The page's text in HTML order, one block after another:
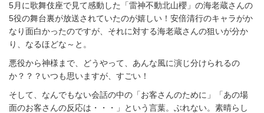
5月に歌舞伎座で見て感動した「雷神不動北山櫻」の海老蔵さんの
5役の舞台裏が放送されていたのが嬉しい！安倍清行のキャラがか
なり面白かったのですが、それに対する海老蔵さんの狙いが分か
り、なるほどな～と。
悪役から神様まで、どうやって、あんな風に演じ分けられるの
か？？？いつも思いますが、すごい！
そして、なんでもない会話の中の「お客さんのために」「あの場
面のお客さんの反応は・・・」という言葉。ぶれない。素晴らし